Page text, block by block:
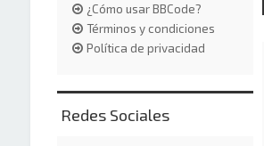
¿Cómo usar BBCode?
Términos y condiciones
Política de privacidad
Redes Sociales